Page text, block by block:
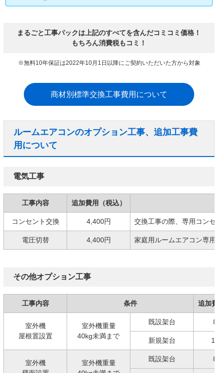
まるごと工事パックは上記のすべてを含んだコミコミ価格！
もちろん消費税もコミ！
※無料10年保証は2022年10月1日以降にご契約いただいた方から対象
商材別標準交換工事費用について
ルームエアコンのオプション工事、追加工事費
用について
電気工事
工事内容 追加費用（税込）
コンセント交換 4,400円 交換工事の際、専用コン
電圧切替 4,400円 家庭用ルームエアコン専
その他オプション工事
工事内容 条件 追加
室外機
屋根置設置
室外機重量
40kg未満まで
既設架台
新規架台
室外機
室外機重量
既設架台